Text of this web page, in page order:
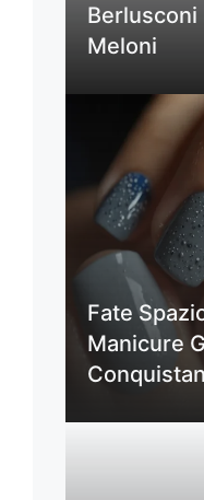
Berlusconi
Meloni
Fate
Manicure